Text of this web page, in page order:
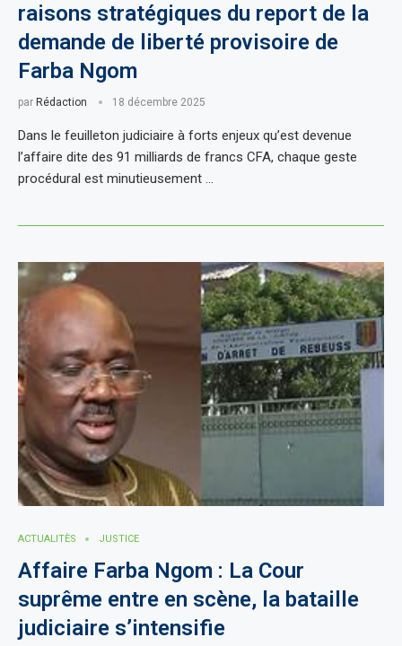
raisons stratégiques du report de la
demande de liberté provisoire de
Farba Ngom
par Rédaction 18 décembre 2025
Dans le feuilleton judiciaire à forts enjeux qu’est devenue
l’affaire dite des 91 milliards de francs CFA, chaque geste
procédural est minutieusement …
ACTUALITÈS JUSTICE
Affaire Farba Ngom : La Cour
suprême entre en scène, la bataille
judiciaire s’intensifie